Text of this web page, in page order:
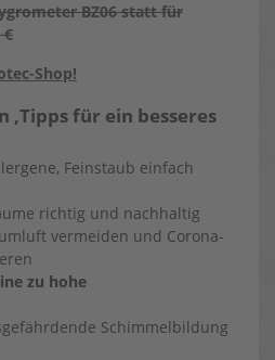
BZ06 statt für
€
Shop!
‚Tipps für ein besseres
Feinstaub einfach
richtig und nachhaltig
vermeiden und Corona-
zu hohe
Schimmelbildung